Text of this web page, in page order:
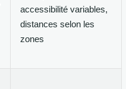
accessibilité variables,
distances selon les
zones